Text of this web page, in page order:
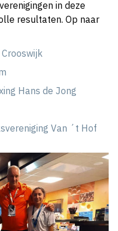
in deze
resultaten. Op naar
Hans de Jong
Van ´t Hof